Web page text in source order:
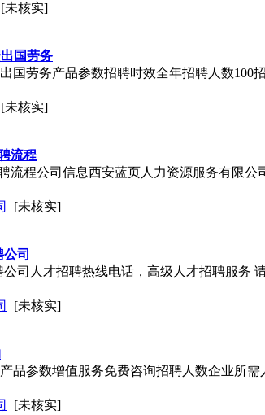
[未核实]
国劳务
国劳务产品参数招聘时效全年招聘人数100
[未核实]
流程
程公司信息西安蓝页人力资源服务有限公
[未核实]
司
司人才招聘热线电话，高级人才招聘服务
[未核实]
品参数增值服务免费咨询招聘人数企业所
[未核实]